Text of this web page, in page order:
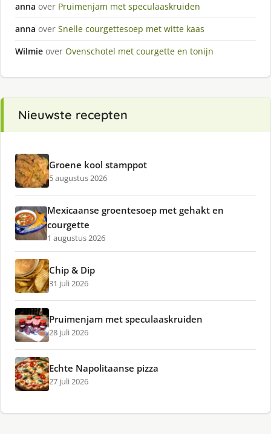
anna over Pruimenjam met speculaaskruiden
anna over Snelle courgettesoep met witte kaas
Wilmie over Ovenschotel met courgette en tonijn
Nieuwste recepten
Groene kool stamppot
5 augustus 2026
Mexicaanse groentesoep met gehakt en
courgette
1 augustus 2026
Chip & Dip
31 juli 2026
Pruimenjam met speculaaskruiden
28 juli 2026
Echte Napolitaanse pizza
27 juli 2026